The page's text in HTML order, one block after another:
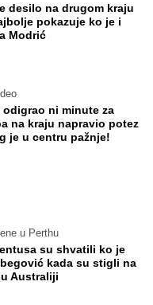
desilo na drugom kraju
pokazuje ko je i
Modrić
odigrao ni minute za
na kraju napravio potez
je u centru pažnje!
u Perthu
su shvatili ko je
kada su stigli na
Australiji